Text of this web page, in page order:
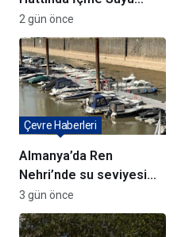
Çalışmaları Devam
Ediyor
2 gün önce
Almanya’da Ren
Nehri’nde su seviyesi
tarihi düşüşte
Çevre Haberleri
3 gün önce